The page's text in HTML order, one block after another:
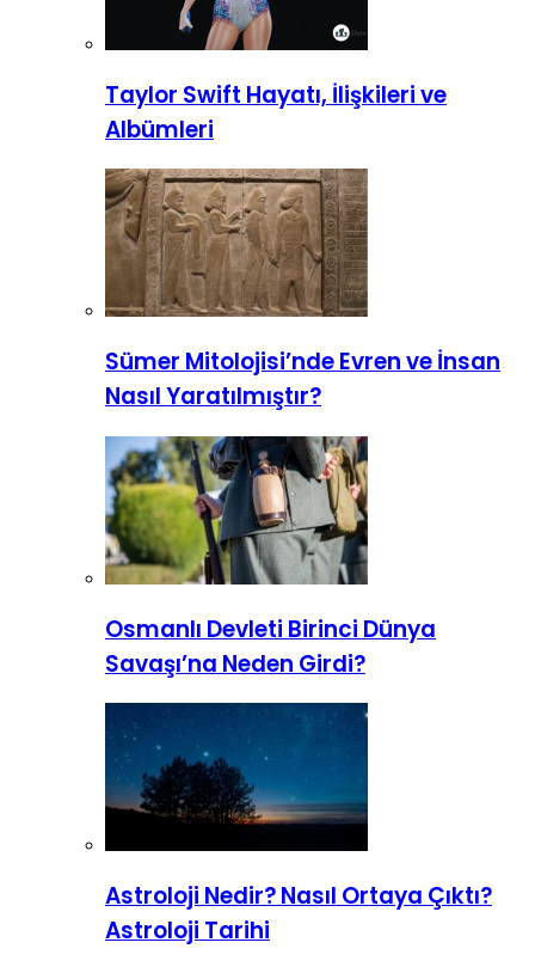
Taylor Swift Hayatı, İlişkileri ve
Albümleri
Sümer Mitolojisi’nde Evren ve İnsan
Nasıl Yaratılmıştır?
Osmanlı Devleti Birinci Dünya
Savaşı’na Neden Girdi?
Astroloji Nedir? Nasıl Ortaya Çıktı?
Astroloji Tarihi